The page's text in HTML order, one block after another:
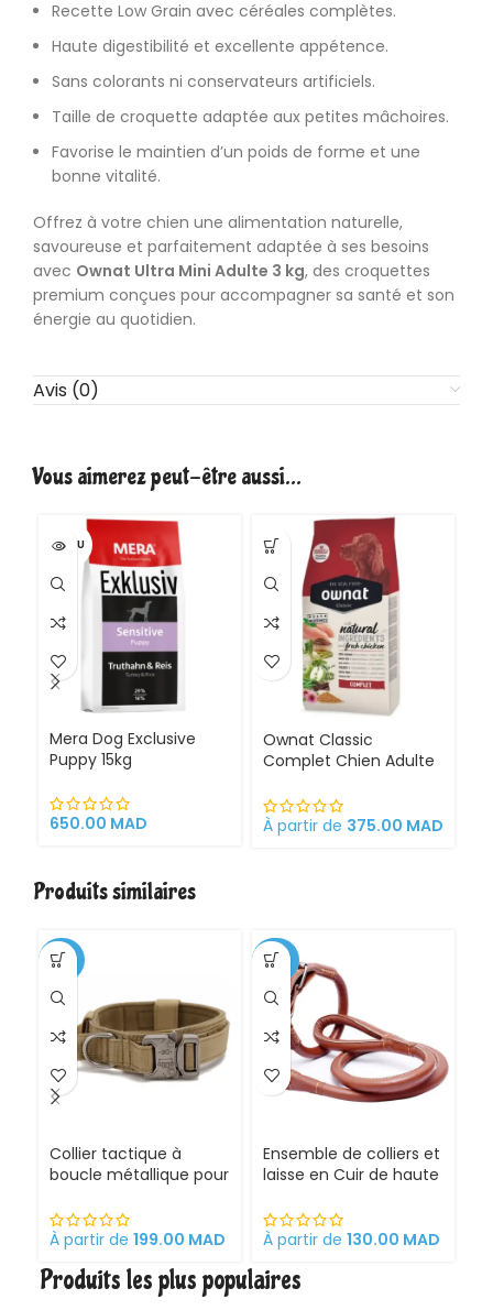
Recette Low Grain avec céréales complètes.
Haute digestibilité et excellente appétence.
Sans colorants ni conservateurs artificiels.
Taille de croquette adaptée aux petites mâchoires.
Favorise le maintien d’un poids de forme et une
bonne vitalité.
Offrez à votre chien une alimentation naturelle,
savoureuse et parfaitement adaptée à ses besoins
avec Ownat Ultra Mini Adulte 3 kg, des croquettes
premium conçues pour accompagner sa santé et son
énergie au quotidien.
Avis (0)
Vous aimerez peut-être aussi…
VENDU
Mera Dog Exclusive
Puppy 15kg
650.00 MAD
Ownat Classic
Complet Chien Adulte
Races et Tailles Viande
Fraîche Alimentation
À partir de 375.00 MAD
Produits similaires
-35%
Collier tactique à
boucle métallique pour
À partir de 199.00 MAD
-20%
Ensemble de colliers et
laisse en Cuir de haute
À partir de 130.00 MAD
Produits les plus populaires